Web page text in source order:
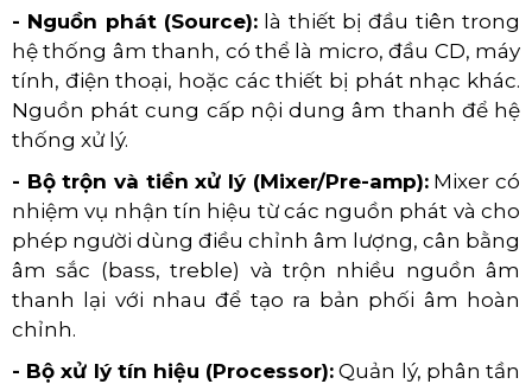
- Nguồn phát (Source): là thiết bị đầu tiên trong
hệ thống âm thanh, có thể là micro, đầu CD, máy
tính, điện thoại, hoặc các thiết bị phát nhạc khác.
Nguồn phát cung cấp nội dung âm thanh để hệ
thống xử lý.
- Bộ trộn và tiền xử lý (Mixer/Pre-amp):Mixer có
nhiệm vụ nhận tín hiệu từ các nguồn phát và cho
phép người dùng điều chỉnh âm lượng, cân bằng
âm sắc (bass, treble) và trộn nhiều nguồn âm
thanh lại với nhau để tạo ra bản phối âm hoàn
chỉnh.
- Bộ xử lý tín hiệu (Processor): Quản lý, phân tần